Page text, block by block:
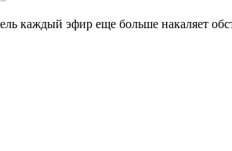
каждый эфир еще больше накаляет